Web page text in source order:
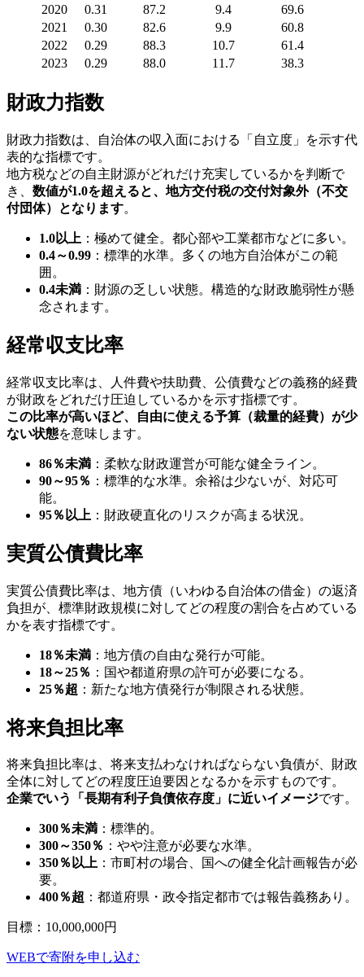
2020
0.31 87.2 9.4
69.6
2021
0.30 82.6 9.9
60.8
2022
0.29 88.3 10.7
61.4
2023
0.29 88.0 11.7 38.3
財政力指数
財政力指数は、自治体の収入面における「自立度」を示す代
表的な指標です。
地方税などの自主財源がどれだけ充実しているかを判断で
き、 数値が1.0を超えると、地方交付税の交付対象外（不交
付団体）となります。
1.0以上 ：極めて健全。都心部や工業都市などに多い。
0.4～0.99 ：標準的水準。多くの地方自治体がこの範
囲。
0.4未満 ：財源の乏しい状態。構造的な財政脆弱性が懸
念されます。
経常収支比率
経常収支比率は、人件費や扶助費、公債費などの義務的経費
が財政をどれだけ圧迫しているかを示す指標です。
この比率が高いほど、自由に使える予算（裁量的経費）が少
ない状態を意味します。
86％未満 ：柔軟な財政運営が可能な健全ライン。
90～95％ ：標準的な水準。余裕は少ないが、対応可
能。
95％以上 ：財政硬直化のリスクが高まる状況。
実質公債費比率
実質公債費比率は、地方債（いわゆる自治体の借金）の返済
負担が、標準財政規模に対してどの程度の割合を占めている
かを表す指標です。
18％未満 ：地方債の自由な発行が可能。
18～25％ ：国や都道府県の許可が必要になる。
25％超 ：新たな地方債発行が制限される状態。
将来負担比率
将来負担比率は、将来支払わなければならない負債が、財政
全体に対してどの程度圧迫要因となるかを示すものです。
企業でいう「長期有利子負債依存度」に近いイメージです。
300％未満 ：標準的。
300～350％ ：やや注意が必要な水準。
350％以上 ：市町村の場合、国への健全化計画報告が必
要。
400％超 ：都道府県・政令指定都市では報告義務あり。
目標： 10,000,000円
WEBで寄附を申し込む